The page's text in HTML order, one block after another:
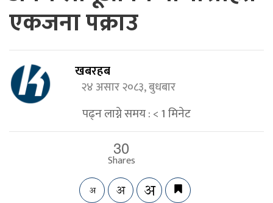
एकजना पक्राउ
खबरहब
२४ असार २०८३, बुधबार
पढ्न लाग्ने समय :< 1मिनेट
30
Shares